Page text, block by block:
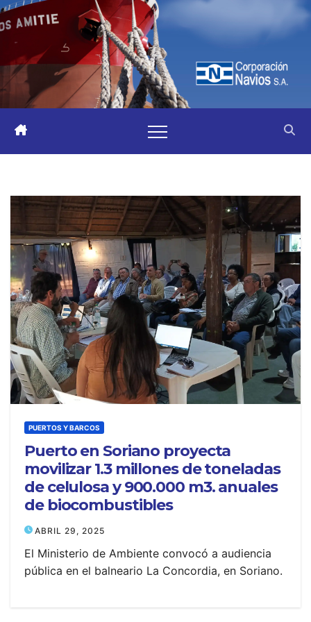
PUERTOS Y BARCOS
Puerto en Soriano proyecta
movilizar 1.3 millones de toneladas
de celulosa y 900.000 m3. anuales
de biocombustibles
ABRIL 29, 2025
El Ministerio de Ambiente convocó a audiencia
pública en el balneario La Concordia, en Soriano.